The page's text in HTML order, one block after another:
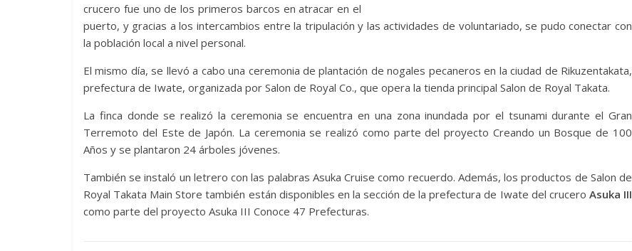
crucero fue uno de los primeros barcos en atracar en el
puerto, y gracias a los intercambios entre la tripulación y las actividades de voluntariado, se pudo conectar con
la población local a nivel personal.
El mismo día, se llevó a cabo una ceremonia de plantación de nogales pecaneros en la ciudad de Rikuzentakata,
prefectura de Iwate, organizada por Salon de Royal Co., que opera la tienda principal Salon de Royal Takata.
La finca donde se realizó la ceremonia se encuentra en una zona inundada por el tsunami durante el Gran
Terremoto del Este de Japón. La ceremonia se realizó como parte del proyecto Creando un Bosque de 100
Años y se plantaron 24 árboles jóvenes.
También se instaló un letrero con las palabras Asuka Cruise como recuerdo. Además, los productos de Salon de
Royal Takata Main Store también están disponibles en la sección de la prefectura de Iwate del crucero Asuka III
como parte del proyecto Asuka III Conoce 47 Prefecturas.